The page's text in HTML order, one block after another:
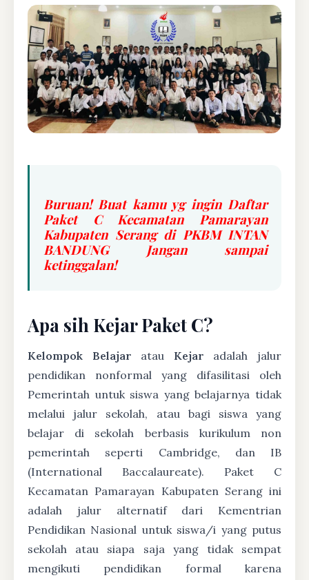
Buruan! Buat kamu yg ingin Daftar
Paket C Kecamatan Pamarayan
Kabupaten Serang di PKBM INTAN
BANDUNG Jangan sampai
ketinggalan!
Apa sih Kejar Paket C?
Kelompok Belajar atau Kejar adalah jalur
pendidikan nonformal yang difasilitasi oleh
Pemerintah untuk siswa yang belajarnya tidak
melalui jalur sekolah, atau bagi siswa yang
belajar di sekolah berbasis kurikulum non
pemerintah seperti Cambridge, dan IB
(International Baccalaureate). Paket C
Kecamatan Pamarayan Kabupaten Serang ini
adalah jalur alternatif dari Kementrian
Pendidikan Nasional untuk siswa/i yang putus
sekolah atau siapa saja yang tidak sempat
mengikuti pendidikan formal karena